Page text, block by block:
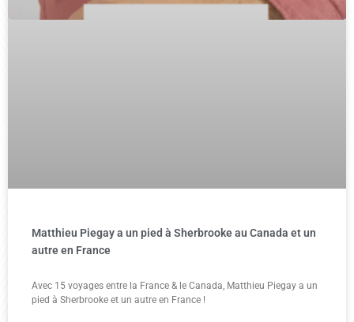
Matthieu Piegay a un pied à Sherbrooke au Canada et un
autre en France
Avec 15 voyages entre la France & le Canada, Matthieu Piegay a un
pied à Sherbrooke et un autre en France !